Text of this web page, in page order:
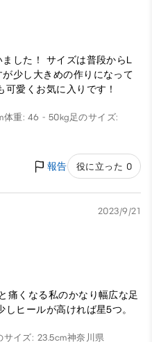
した！ サイズは普段からL
少し大きめの作りになって
愛くお気に入りです！
体重: 46 - 50kg足のサイズ:
報告 役に立った 0
2023/9/21
痛くなる私のかなり幅広な足
ヒールが高ければ星5つ。
サイズ: 23.5cm神奈川県